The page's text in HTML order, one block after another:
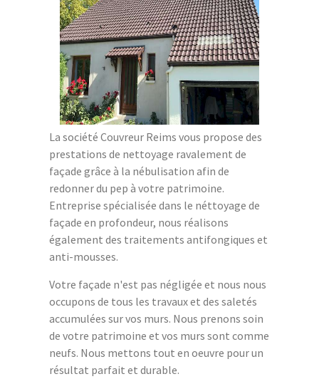
La société Couvreur Reims vous propose des
prestations de nettoyage ravalement de
façade grâce à la nébulisation afin de
redonner du pep à votre patrimoine.
Entreprise spécialisée dans le néttoyage de
façade en profondeur, nous réalisons
également des traitements antifongiques et
anti-mousses.
Votre façade n'est pas négligée et nous nous
occupons de tous les travaux et des saletés
accumulées sur vos murs. Nous prenons soin
de votre patrimoine et vos murs sont comme
neufs. Nous mettons tout en oeuvre pour un
résultat parfait et durable.